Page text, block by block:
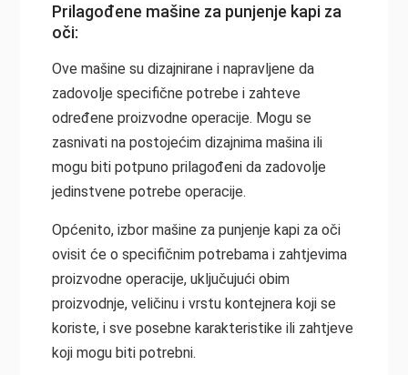
Prilagođene mašine za punjenje kapi za
oči:
Ove mašine su dizajnirane i napravljene da
zadovolje specifične potrebe i zahteve
određene proizvodne operacije. Mogu se
zasnivati na postojećim dizajnima mašina ili
mogu biti potpuno prilagođeni da zadovolje
jedinstvene potrebe operacije.
Općenito, izbor mašine za punjenje kapi za oči
ovisit će o specifičnim potrebama i zahtjevima
proizvodne operacije, uključujući obim
proizvodnje, veličinu i vrstu kontejnera koji se
koriste, i sve posebne karakteristike ili zahtjeve
koji mogu biti potrebni.